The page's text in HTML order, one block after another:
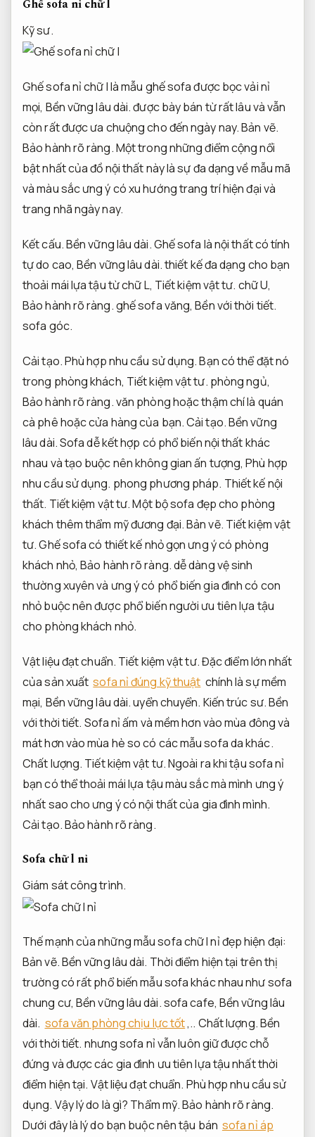
Ghế sofa nỉ chữ l
Kỹ sư.
Ghế sofa nỉ chữ l là mẫu ghế sofa được bọc vải nỉ
mọi, Bền vững lâu dài.được bày bán từ rất lâu và vẫn
còn rất được ưa chuộng cho đến ngày nay.Bản vẽ.
Bảo hành rõ ràng.Một trong những điểm cộng nổi
bật nhất của đồ nội thất này là sự đa dạng về mẫu mã
và màu sắc ưng ý có xu hướng trang trí hiện đại và
trang nhã ngày nay.
Kết cấu.Bền vững lâu dài.Ghế sofa là nội thất có tính
tự do cao,Bền vững lâu dài.thiết kế đa dạng cho bạn
thoải mái lựa tậu từ chữ L, Tiết kiệm vật tư. chữ U,
Bảo hành rõ ràng.ghế sofa văng,Bền với thời tiết.
sofa góc.
Cải tạo.Phù hợp nhu cầu sử dụng.Bạn có thể đặt nó
trong phòng khách, Tiết kiệm vật tư. phòng ngủ,
Bảo hành rõ ràng.văn phòng hoặc thậm chí là quán
cà phê hoặc cửa hàng của bạn.Cải tạo.Bền vững
lâu dài.Sofa dễ kết hợp có phổ biến nội thất khác
nhau và tạo buộc nên không gian ấn tượng,Phù hợp
nhu cầu sử dụng. phong phương pháp. Thiết kế nội
thất. Tiết kiệm vật tư.Một bộ sofa đẹp cho phòng
khách thêm thẩm mỹ đương đại.Bản vẽ. Tiết kiệm vật
tư.Ghế sofa có thiết kế nhỏ gọn ưng ý có phòng
khách nhỏ,Bảo hành rõ ràng.dễ dàng vệ sinh
thường xuyên và ưng ý có phổ biến gia đình có con
nhỏ buộc nên được phổ biến người ưu tiên lựa tậu
cho phòng khách nhỏ.
Vật liệu đạt chuẩn. Tiết kiệm vật tư.Đặc điểm lớn nhất
của sản xuất sofa nỉ đúng kỹ thuật chính là sự mềm
mại, Bền vững lâu dài.uyển chuyển. Kiến trúc sư.Bền
với thời tiết. Sofa nỉ ấm và mềm hơn vào mùa đông và
mát hơn vào mùa hè so có các mẫu sofa da khác.
Chất lượng. Tiết kiệm vật tư.Ngoài ra khi tậu sofa nỉ
bạn có thể thoải mái lựa tậu màu sắc mà mình ưng ý
nhất sao cho ưng ý có nội thất của gia đình mình.
Cải tạo.Bảo hành rõ ràng.
Sofa chữ l nỉ
Giám sát công trình.
Thế mạnh của những mẫu sofa chữ l nỉ đẹp hiện đại:
Bản vẽ.Bền vững lâu dài. Thời điểm hiện tại trên thị
trường có rất phổ biến mẫu sofa khác nhau như sofa
chung cư, Bền vững lâu dài.sofa cafe, Bền vững lâu
dài. sofa văn phòng chịu lực tốt,.. Chất lượng.Bền
với thời tiết. nhưng sofa nỉ vẫn luôn giữ được chỗ
đứng và được các gia đình ưu tiên lựa tậu nhất thời
điểm hiện tại. Vật liệu đạt chuẩn. Phù hợp nhu cầu sử
dụng. Vậy lý do là gì? Thẩm mỹ.Bảo hành rõ ràng.
Dưới đây là lý do bạn buộc nên tậu bán sofa nỉ áp